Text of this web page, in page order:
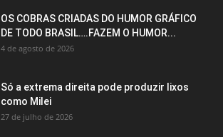
OS COBRAS CRIADAS DO HUMOR GRÁFICO
DE TODO BRASIL….FAZEM O HUMOR...
4 de agosto de 2026
Só a extrema direita pode produzir lixos
como Milei
27 de julho de 2026